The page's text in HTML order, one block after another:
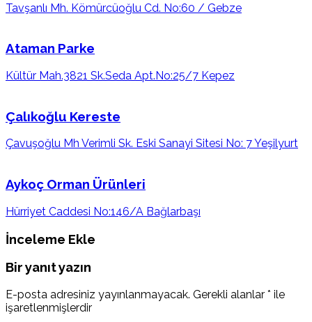
Tavşanlı Mh. Kömürcüoğlu Cd. No:60 / Gebze
Ataman Parke
Kültür Mah.3821 Sk.Seda Apt.No:25/7 Kepez
Çalıkoğlu Kereste
Çavuşoğlu Mh Verimli Sk. Eski Sanayi Sitesi No: 7 Yeşilyurt
Aykoç Orman Ürünleri
Hürriyet Caddesi No:146/A Bağlarbaşı
İnceleme Ekle
Bir yanıt yazın
E-posta adresiniz yayınlanmayacak. Gerekli alanlar * ile
işaretlenmişlerdir